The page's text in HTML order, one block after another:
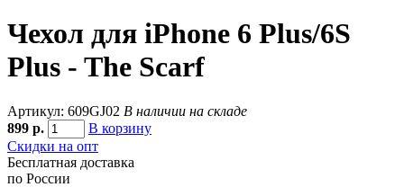
Чехол для iPhone 6 Plus/6S
Plus - The Scarf
Артикул: 609GJ02 В наличии на складе
899 р.
В корзину
Скидки на опт
Бесплатная доставка
по России